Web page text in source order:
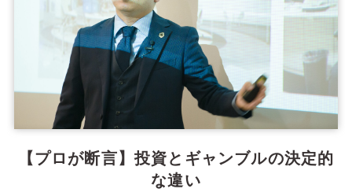
【プロが断言】投資とギャンブルの決定的
な違い